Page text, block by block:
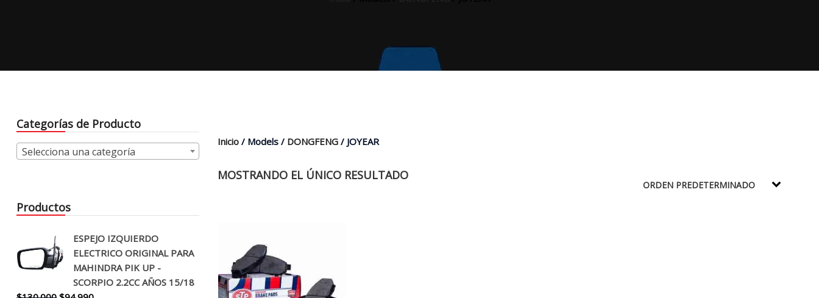
Categorías de Producto
Selecciona una categoría
Productos
ESPEJO IZQUIERDO
ELECTRICO ORIGINAL PARA
MAHINDRA PIK UP -
SCORPIO 2.2CC AÑOS 15/18
Inicio / Models / DONGFENG / JOYEAR
MOSTRANDO EL ÚNICO RESULTADO